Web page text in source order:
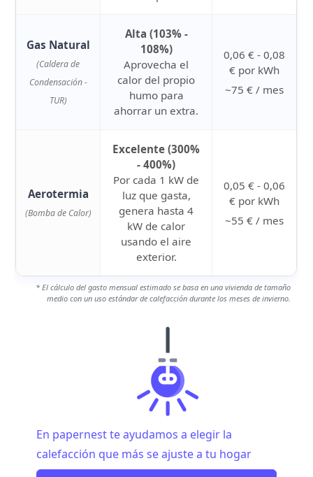
Gas Natural
(Caldera de
Condensación -
TUR)
Alta (103% -
108%)
Aprovecha el
calor del propio
humo para
ahorrar un extra.
0,06 € - 0,08
€ por kWh
~75 € / mes
Aerotermia
(Bomba de Calor)
Excelente (300%
- 400%)
Por cada 1 kW de
luz que gasta,
genera hasta 4
kW de calor
usando el aire
exterior.
0,05 € - 0,06
€ por kWh
~55 € / mes
* El cálculo del gasto mensual estimado se basa en una vivienda de tamaño
medio con un uso estándar de calefacción durante los meses de invierno.
En papernest te ayudamos a elegir la
calefacción que más se ajuste a tu hogar